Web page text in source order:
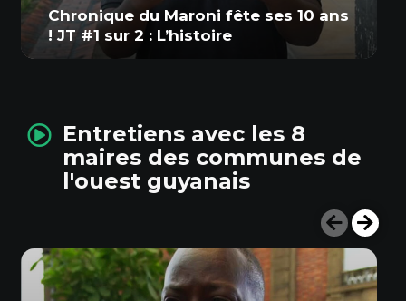
Chronique du Maroni fête ses 10 ans
! JT #1 sur 2 : L’histoire
Entretiens avec les 8
maires des communes de
l'ouest guyanais